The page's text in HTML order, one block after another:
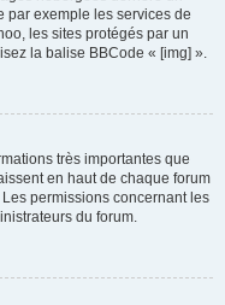
par exemple les services de
les sites protégés par un
la balise BBCode « [img] ».
très importantes que
en haut de chaque forum
permissions concernant les
du forum.